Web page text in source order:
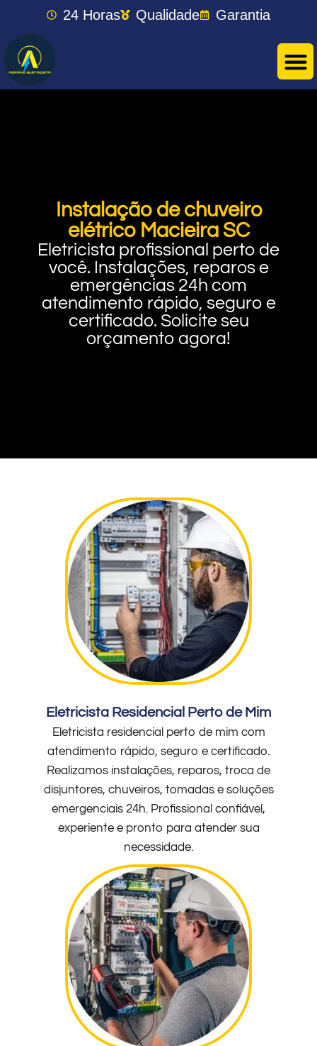
24 Horas Qualidade Garantia
Instalação de chuveiro
elétrico Macieira SC
Eletricista profissional perto de
você. Instalações, reparos e
emergências 24h com
atendimento rápido, seguro e
certificado. Solicite seu
orçamento agora!
Eletricista Residencial Perto de Mim
Eletricista residencial perto de mim com
atendimento rápido, seguro e certificado.
Realizamos instalações, reparos, troca de
disjuntores, chuveiros, tomadas e soluções
emergenciais 24h. Profissional confiável,
experiente e pronto para atender sua
necessidade.